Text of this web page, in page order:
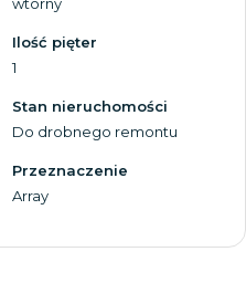
Ilość pięter
1
Stan nieruchomości
Do drobnego remontu
Przeznaczenie
Array